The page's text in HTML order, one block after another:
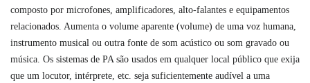
composto por microfones, amplificadores, alto-falantes e equipamentos
relacionados. Aumenta o volume aparente (volume) de uma voz humana,
instrumento musical ou outra fonte de som acústico ou som gravado ou
música. Os sistemas de PA são usados ​​em qualquer local público que exija
que um locutor, intérprete, etc. seja suficientemente audível a uma